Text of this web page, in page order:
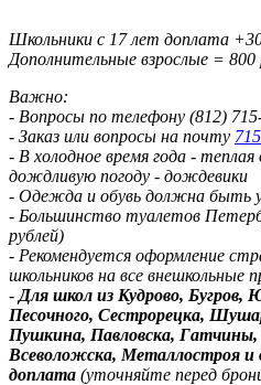
Школьники с 17 лет доплата
Дополнительные взрослые = 800
Важно:
- Вопросы по телефону (812)
- Заказ или вопросы на почту
- В холодное время года -
дождливую погоду - дождевики
- Одежда и обувь должна быть
- Большинство туалетов
рублей)
- Рекомендуется оформление
школьников на все внешкольные
- Для школ из Кудрово, Бугров,
Песочного, Сестрорецка,
Пушкина, Павловска,
Всеволожска, Металлостроя и
доплата (уточняйте перед